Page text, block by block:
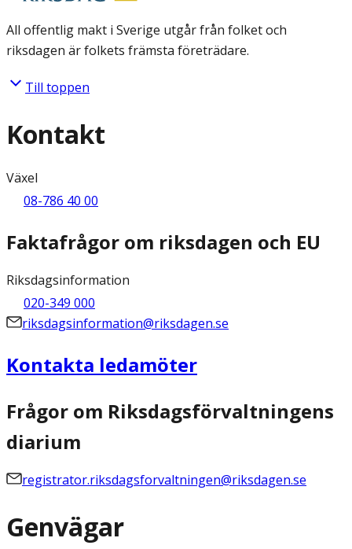
All offentlig makt i Sverige utgår från folket och
riksdagen är folkets främsta företrädare.
Till toppen
Kontakt
Växel
08-786 40 00
Faktafrågor om riksdagen och EU
Riksdagsinformation
020-349 000
riksdagsinformation@riksdagen.se
Kontakta ledamöter
Frågor om Riksdagsförvaltningens
diarium
registrator.riksdagsforvaltningen@riksdagen.se
Genvägar